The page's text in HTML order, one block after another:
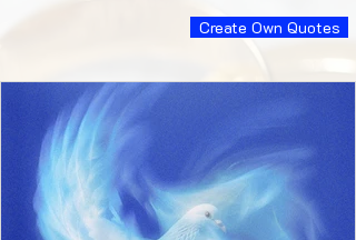
Create Own Quotes